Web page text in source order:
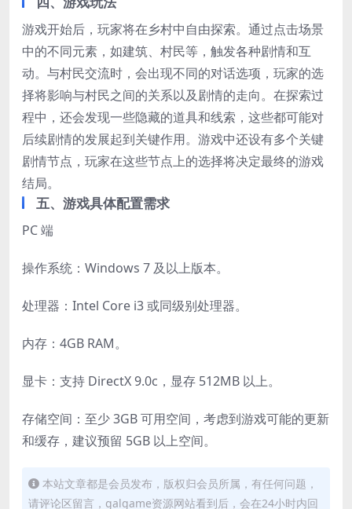
游戏开始后，玩家将在乡村中自由探索。通过点击场景
中的不同元素，如建筑、村民等，触发各种剧情和互
动。与村民交流时，会出现不同的对话选项，玩家的选
择将影响与村民之间的关系以及剧情的走向。在探索过
程中，还会发现一些隐藏的道具和线索，这些都可能对
后续剧情的发展起到关键作用。游戏中还设有多个关键
剧情节点，玩家在这些节点上的选择将决定最终的游戏
结局。
五、游戏具体配置需求
PC 端
操作系统：Windows 7 及以上版本。
处理器：Intel Core i3 或同级别处理器。
内存：4GB RAM。
显卡：支持 DirectX 9.0c，显存 512MB 以上。
存储空间：至少 3GB 可用空间，考虑到游戏可能的更新
和缓存，建议预留 5GB 以上空间。
本站文章都是会员发布，版权归会员所属，有任何问题，
请评论区留言，galgame资源网站看到后，会在24小时内回